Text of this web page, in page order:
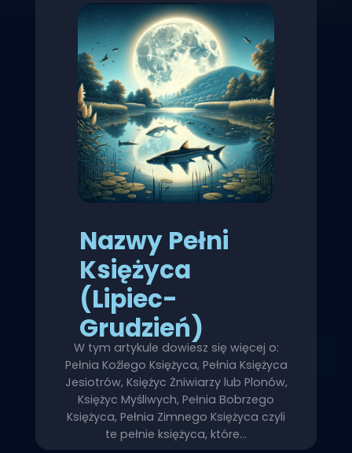
Nazwy Pełni
Księżyca
(Lipiec-
Grudzień)
W tym artykule dowiesz się więcej o:
Pełnia Koźlego Księżyca, Pełnia Księżyca
Jesiotrów, Księżyc Żniwiarzy lub Plonów,
Księżyc Myśliwych, Pełnia Bobrzego
Księżyca, Pełnia Zimnego Księżyca czyli
te pełnie księżyca, które…